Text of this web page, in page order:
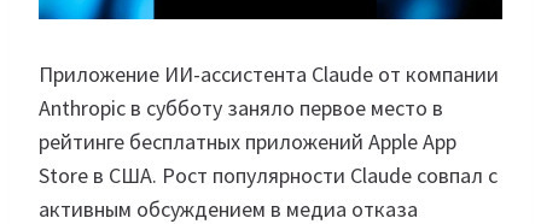
Приложение ИИ-ассистента Claude от компании
Anthropic в субботу заняло первое место в
рейтинге бесплатных приложений Apple App
Store в США. Рост популярности Claude совпал с
активным обсуждением в медиа отказа